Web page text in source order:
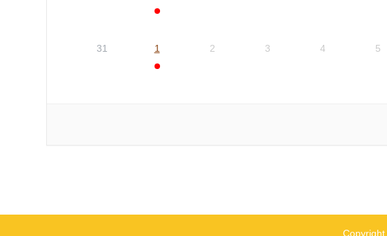
31 1 2 3 4 5
Copyright